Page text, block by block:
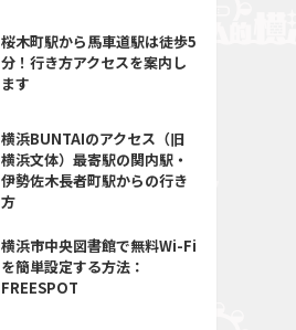
桜木町駅から馬車道駅は徒歩5
分！行き方アクセスを案内し
ます
横浜BUNTAIのアクセス（旧
横浜文体）最寄駅の関内駅・
伊勢佐木長者町駅からの行き
方
横浜市中央図書館で無料Wi-Fi
を簡単設定する方法：
FREESPOT